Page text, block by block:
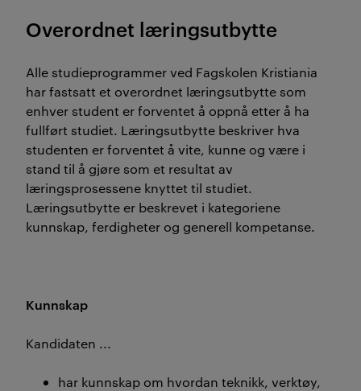
Overordnet læringsutbytte
Alle studieprogrammer ved Fagskolen Kristiania
har fastsatt et overordnet læringsutbytte som
enhver student er forventet å oppnå etter å ha
fullført studiet. Læringsutbytte beskriver hva
studenten er forventet å vite, kunne og være i
stand til å gjøre som et resultat av
læringsprosessene knyttet til studiet.
Læringsutbytte er beskrevet i kategoriene
kunnskap, ferdigheter og generell kompetanse.
Kunnskap
Kandidaten ...
har kunnskap om hvordan teknikk, verktøy,